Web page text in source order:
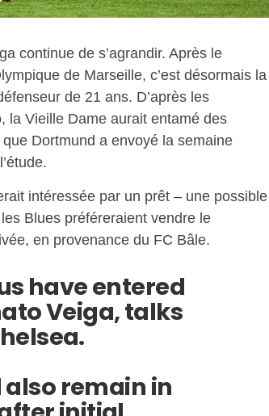
continue de s’agrandir. Après le
de Marseille, c’est désormais la
de 21 ans. D’après les
la Vieille Dame aurait entamé des
Dortmund a envoyé la semaine
intéressée par un prêt – une possible
Blues préféreraient vendre le
en provenance du FC Bâle.
have entered
Veiga, talks
remain in